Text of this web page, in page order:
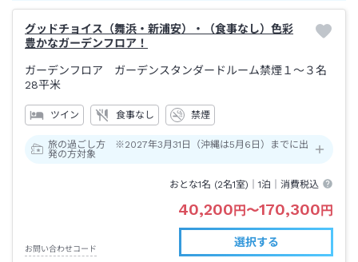
グッドチョイス（舞浜・新浦安）・（食事なし）色彩
豊かなガーデンフロア！
ガーデンフロア ガーデンスタンダードルーム禁煙１～３名
28平米
ツイン 食事なし 禁煙
旅の過ごし方 ※2027年3月31日（沖縄は5月6日）までに出
発の方対象
おとな1名 (2名1室)｜1泊 ｜消費税込
40,200円〜170,300円
お問い合わせコード
選択する